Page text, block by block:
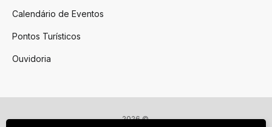
Calendário de Eventos
Pontos Turísticos
Ouvidoria
2026 ©